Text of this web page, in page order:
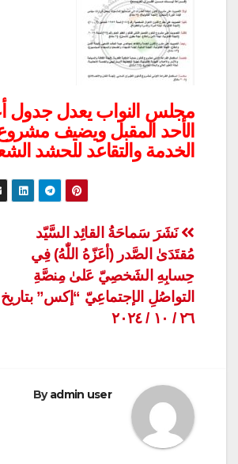
مجلس النواب يعدل جدول
الأحد المقبل ويضيف
الخدمة والتقاعد للحشد
تصفّح
المقالات
نَشَرَ سَماحَةُ القائِد السَّيّد
مُقتَدَىٰ الصَّدر (أعَزّهُ اللّٰهُ) فِي
حِسابِهِ الشَخصِيّ عَلىٰ مِنصَّةِ
التواصُلِ الإجتماعِيّ “إكس” بتاريخ
٢٦ / ١٠ / ٢٠٢٤
Byadmin user